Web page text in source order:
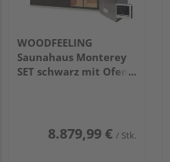
WOODFEELING
Saunahaus Monterey
SET schwarz mit Ofen
8.879,99 € / Stk.